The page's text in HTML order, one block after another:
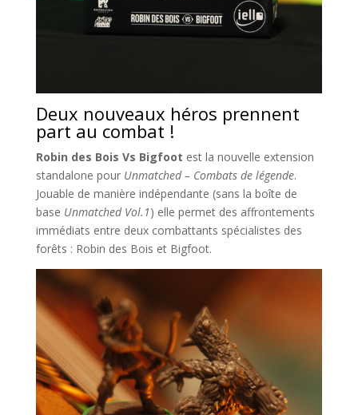
Deux nouveaux héros prennent
part au combat !
Robin des Bois Vs Bigfoot est la nouvelle extension
standalone pour Unmatched – Combats de légende.
Jouable de manière indépendante (sans la boîte de
base Unmatched Vol.1) elle permet des affrontements
immédiats entre deux combattants spécialistes des
forêts : Robin des Bois et Bigfoot.